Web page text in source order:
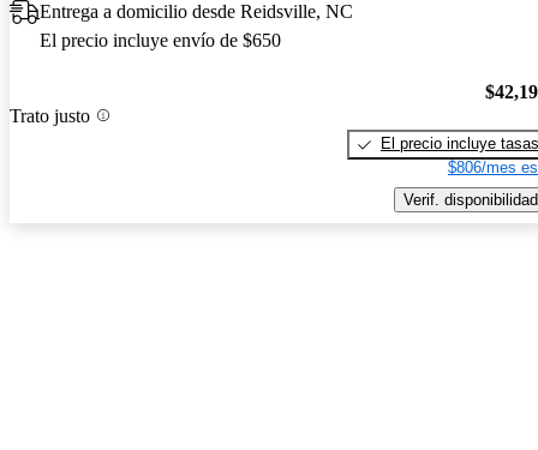
Entrega a domicilio desde Reidsville, NC
El precio incluye envío de $650
Trato justo
El precio incluye tasas
$806/mes
Verif. disponibilidad